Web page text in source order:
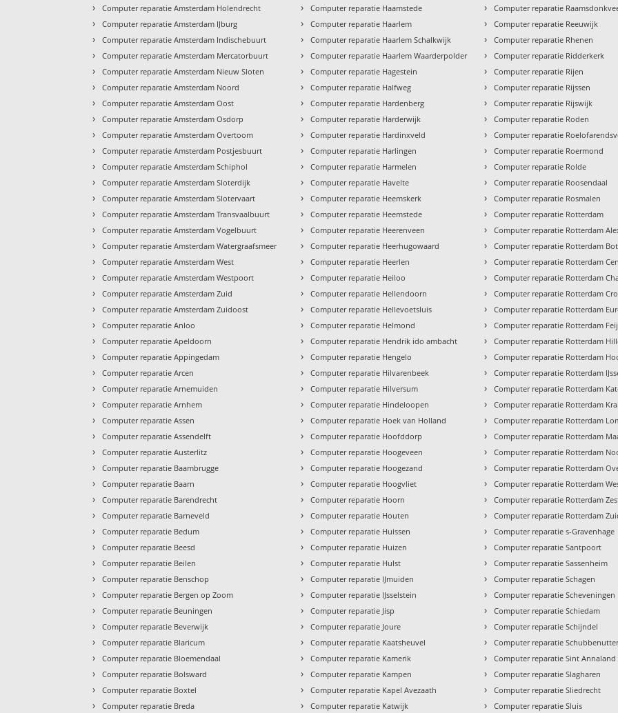
› Computer reparatie Amsterdam Holendrecht
› Computer reparatie Amsterdam IJburg
› Computer reparatie Amsterdam Indischebuurt
› Computer reparatie Amsterdam Mercatorbuurt
› Computer reparatie Amsterdam Nieuw Sloten
› Computer reparatie Amsterdam Noord
› Computer reparatie Amsterdam Oost
› Computer reparatie Amsterdam Osdorp
› Computer reparatie Amsterdam Overtoom
› Computer reparatie Amsterdam Postjesbuurt
› Computer reparatie Amsterdam Schiphol
› Computer reparatie Amsterdam Sloterdijk
› Computer reparatie Amsterdam Slotervaart
› Computer reparatie Amsterdam Transvaalbuurt
› Computer reparatie Amsterdam Vogelbuurt
› Computer reparatie Amsterdam Watergraafsmeer
› Computer reparatie Amsterdam West
› Computer reparatie Amsterdam Westpoort
› Computer reparatie Amsterdam Zuid
› Computer reparatie Amsterdam Zuidoost
› Computer reparatie Anloo
› Computer reparatie Apeldoorn
› Computer reparatie Appingedam
› Computer reparatie Arcen
› Computer reparatie Arnemuiden
› Computer reparatie Arnhem
› Computer reparatie Assen
› Computer reparatie Assendelft
› Computer reparatie Austerlitz
› Computer reparatie Baambrugge
› Computer reparatie Baarn
› Computer reparatie Barendrecht
› Computer reparatie Barneveld
› Computer reparatie Bedum
› Computer reparatie Beesd
› Computer reparatie Beilen
› Computer reparatie Benschop
› Computer reparatie Bergen op Zoom
› Computer reparatie Beuningen
› Computer reparatie Beverwijk
› Computer reparatie Blaricum
› Computer reparatie Bloemendaal
› Computer reparatie Bolsward
› Computer reparatie Boxtel
› Computer reparatie Breda
› Computer reparatie Haamstede
› Computer reparatie Haarlem
› Computer reparatie Haarlem Schalkwijk
› Computer reparatie Haarlem Waarderpolder
› Computer reparatie Hagestein
› Computer reparatie Halfweg
› Computer reparatie Hardenberg
› Computer reparatie Harderwijk
› Computer reparatie Hardinxveld
› Computer reparatie Harlingen
› Computer reparatie Harmelen
› Computer reparatie Havelte
› Computer reparatie Heemskerk
› Computer reparatie Heemstede
› Computer reparatie Heerenveen
› Computer reparatie Heerhugowaard
› Computer reparatie Heerlen
› Computer reparatie Heiloo
› Computer reparatie Hellendoorn
› Computer reparatie Hellevoetsluis
› Computer reparatie Helmond
› Computer reparatie Hendrik ido ambacht
› Computer reparatie Hengelo
› Computer reparatie Hilvarenbeek
› Computer reparatie Hilversum
› Computer reparatie Hindeloopen
› Computer reparatie Hoek van Holland
› Computer reparatie Hoofddorp
› Computer reparatie Hoogeveen
› Computer reparatie Hoogezand
› Computer reparatie Hoogvliet
› Computer reparatie Hoorn
› Computer reparatie Houten
› Computer reparatie Huissen
› Computer reparatie Huizen
› Computer reparatie Hulst
› Computer reparatie IJmuiden
› Computer reparatie IJsselstein
› Computer reparatie Jisp
› Computer reparatie Joure
› Computer reparatie Kaatsheuvel
› Computer reparatie Kamerik
› Computer reparatie Kampen
› Computer reparatie Kapel Avezaath
› Computer reparatie Katwijk
› Computer reparatie
› Computer reparatie Reeuwijk
› Computer reparatie Rhenen
› Computer reparatie Ridderkerk
› Computer reparatie Rijen
› Computer reparatie Rijssen
› Computer reparatie Rijswijk
› Computer reparatie Roden
› Computer reparatie
› Computer reparatie Roermond
› Computer reparatie Rolde
› Computer reparatie Roosendaal
› Computer reparatie Rosmalen
› Computer reparatie Rotterdam
› Computer reparatie Rotterdam
› Computer reparatie Rotterdam
› Computer reparatie Rotterdam
› Computer reparatie Rotterdam
› Computer reparatie Rotterdam
› Computer reparatie Rotterdam
› Computer reparatie Rotterdam
› Computer reparatie Rotterdam
› Computer reparatie Rotterdam
› Computer reparatie Rotterdam
› Computer reparatie Rotterdam
› Computer reparatie Rotterdam
› Computer reparatie Rotterdam
› Computer reparatie Rotterdam
› Computer reparatie Rotterdam
› Computer reparatie Rotterdam
› Computer reparatie Rotterdam
› Computer reparatie Rotterdam
› Computer reparatie Rotterdam
› Computer reparatie s-Gravenhage
› Computer reparatie Santpoort
› Computer reparatie Sassenheim
› Computer reparatie Schagen
› Computer reparatie Scheveningen
› Computer reparatie Schiedam
› Computer reparatie Schijndel
› Computer reparatie
› Computer reparatie Sint Annaland
› Computer reparatie Slagharen
› Computer reparatie Sliedrecht
› Computer reparatie Sluis